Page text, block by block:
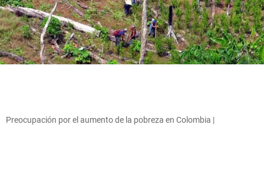
Preocupación por el aumento de la pobreza en Colombia |